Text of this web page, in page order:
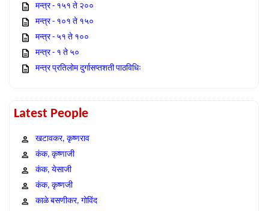
मन्त्र - १५१ ते २००
मन्त्र - १०१ ते १५०
मन्त्र - ५१ ते १००
मन्त्र - १ ते ५०
मन्त्र प्रतिलोम दुर्गासप्तशती पाठविधिः
Latest People
खटावकर, कृष्णराव
कंक, कृष्णाजी
कंक, येसाजी
कंक, कृष्णजी
काळे बसणीकर, गोविंद